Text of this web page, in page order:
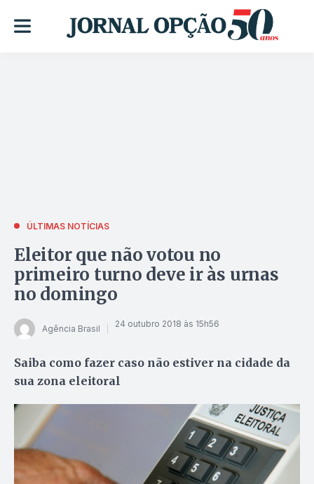
ÚLTIMAS NOTÍCIAS
Eleitor que não votou no
primeiro turno deve ir às urnas
no domingo
Agência Brasil 24 outubro 2018 às 15h56
Saiba como fazer caso não estiver na cidade da
sua zona eleitoral